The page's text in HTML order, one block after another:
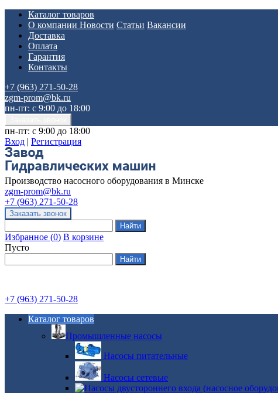
Каталог товаров
О компании Новости Статьи Вакансии
Доставка
Оплата
Гарантия
Контакты
+7 (963) 271-50-28
zgm-prom@bk.ru
пн-пт: с 9:00 до 18:00
пн-пт: с 9:00 до 18:00
Вход | Регистрация
Производство насосного оборудования в Минске
zgm-prom@bk.ru
+7 (963) 271-50-28
Избранное (0) В корзине
Пусто
+7 (963) 271-50-28
Каталог товаров
Промышленные насосы
Насосы питательные
Насосы сетевые